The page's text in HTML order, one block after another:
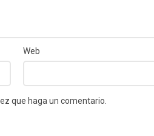
Web
que haga un comentario.